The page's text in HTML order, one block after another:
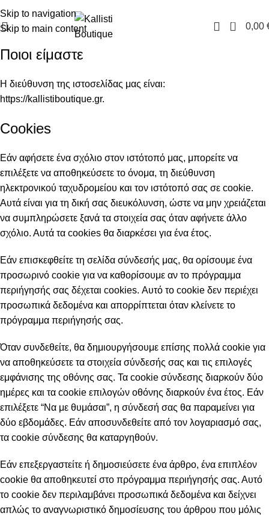
Skip to navigation
Skip to main content
0 0,00
Ποιοι είμαστε
Η διεύθυνση της ιστοσελίδας μας είναι:
https://kallistiboutique.gr.
Cookies
Εάν αφήσετε ένα σχόλιο στον ιστότοπό μας, μπορείτε να
επιλέξετε να αποθηκεύσετε το όνομα, τη διεύθυνση
ηλεκτρονικού ταχυδρομείου και τον ιστότοπό σας σε cookie.
Αυτά είναι για τη δική σας διευκόλυνση, ώστε να μην χρειάζεται
να συμπληρώσετε ξανά τα στοιχεία σας όταν αφήνετε άλλο
σχόλιο. Αυτά τα cookies θα διαρκέσει για ένα έτος.
Εάν επισκεφθείτε τη σελίδα σύνδεσής μας, θα ορίσουμε ένα
προσωρινό cookie για να καθορίσουμε αν το πρόγραμμα
περιήγησής σας δέχεται cookies. Αυτό το cookie δεν περιέχει
προσωπικά δεδομένα και απορρίπτεται όταν κλείνετε το
πρόγραμμα περιήγησής σας.
Όταν συνδεθείτε, θα δημιουργήσουμε επίσης πολλά cookie για
να αποθηκεύσετε τα στοιχεία σύνδεσής σας και τις επιλογές
εμφάνισης της οθόνης σας. Τα cookie σύνδεσης διαρκούν δύο
ημέρες και τα cookie επιλογών οθόνης διαρκούν ένα έτος. Εάν
επιλέξετε “Να με θυμάσαι”, η σύνδεσή σας θα παραμείνει για
δύο εβδομάδες. Εάν αποσυνδεθείτε από τον λογαριασμό σας,
τα cookie σύνδεσης θα καταργηθούν.
Εάν επεξεργαστείτε ή δημοσιεύσετε ένα άρθρο, ένα επιπλέον
cookie θα αποθηκευτεί στο πρόγραμμα περιήγησής σας. Αυτό
το cookie δεν περιλαμβάνει προσωπικά δεδομένα και δείχνει
απλώς το αναγνωριστικό δημοσίευσης του άρθρου που μόλις